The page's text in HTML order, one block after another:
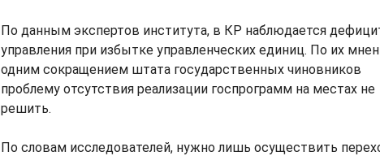
По данным экспертов института, в КР наблюдается
управления при избытке управленческих единиц. По их
одним сокращением штата государственных чиновников
проблему отсутствия реализации госпрограмм на местах не
решить.
По словам исследователей, нужно лишь осуществить